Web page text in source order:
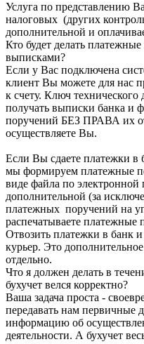
Услуга по представлению
налоговых (других
дополнительной и
Кто будет делать
выписками?
Если у Вас подключена
клиент Вы можете для нас
к счету. Ключ технического
получать выписки банка и
поручений БЕЗ ПРАВА их
осуществляете Вы.
Если Вы сдаете платежки в
мы формируем платежные
виде файла по электронной
дополнительной (за
платежных поручений на
распечатываете платежные
Отвозить платежки в банк
курьер. Это
отдельно.
Что я должен делать в
бухучет велся корректно?
Ваша задача проста -
передавать нам первичные
информацию об
деятельности. А бухучет